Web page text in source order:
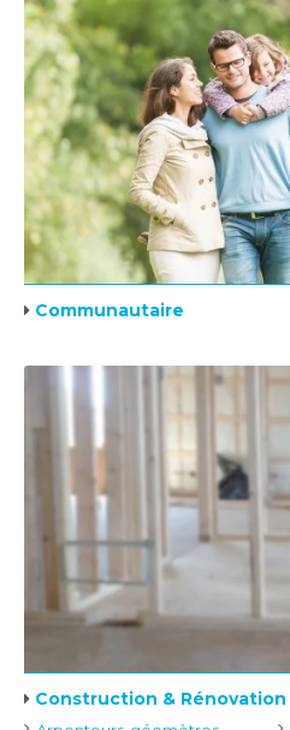
Communautaire
Construction & Rénovation